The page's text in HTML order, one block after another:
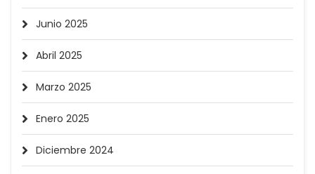
Junio 2025
Abril 2025
Marzo 2025
Enero 2025
Diciembre 2024